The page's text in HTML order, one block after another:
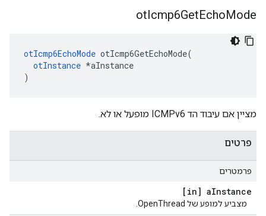
otIcmp6GetEchoMode
otIcmp6EchoMode otIcmp6GetEchoMode(
otInstance *aInstance
)
מציין אם עיבוד הד ICMPv6 מופעל או לא.
פרטים
פרמטרים
[in] aInstance
מצביע למופע של OpenThread.